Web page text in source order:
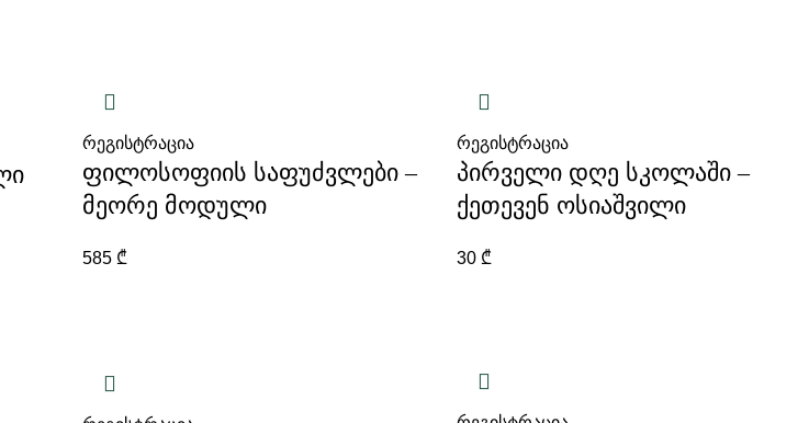
რეგისტრაცია
ფილოსოფიის საფუძვლები –
მეორე მოდული
585 ₾
რეგისტრაცია
პირველი დღე სკოლაში –
ქეთევენ ოსიაშვილი
30 ₾